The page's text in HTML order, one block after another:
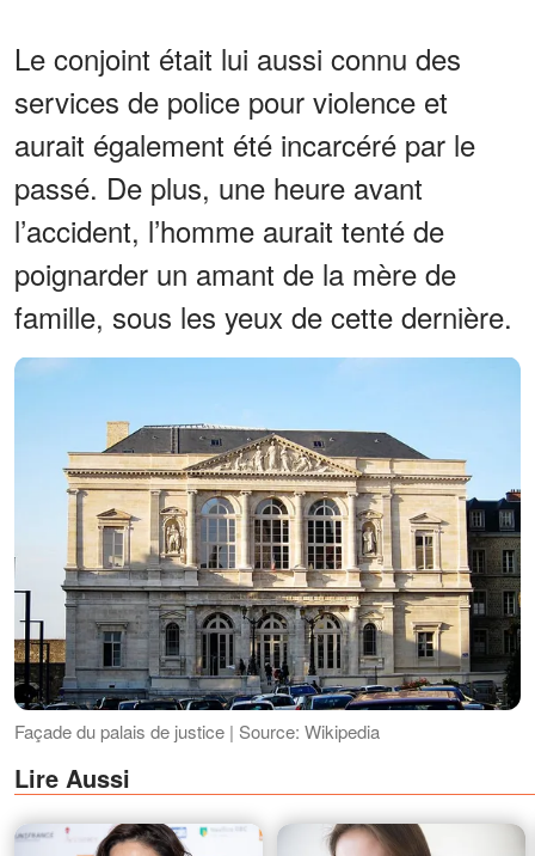
Le conjoint était lui aussi connu des
services de police pour violence et
aurait également été incarcéré par le
passé. De plus, une heure avant
l’accident, l’homme aurait tenté de
poignarder un amant de la mère de
famille, sous les yeux de cette dernière.
Façade du palais de justice | Source: Wikipedia
Lire Aussi